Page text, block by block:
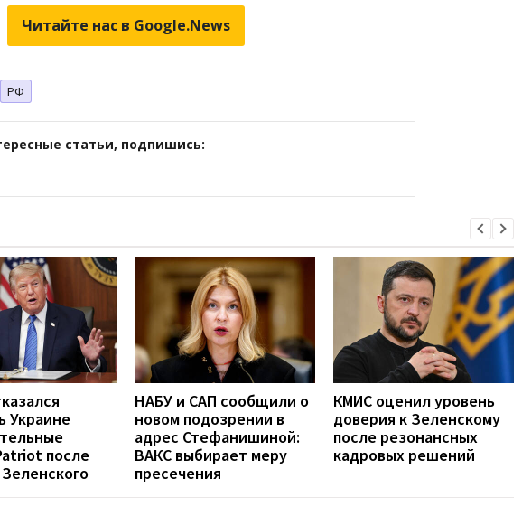
Читайте нас в Google.News
РФ
статьи, подпишись:
Украине
после
НАБУ и САП сообщили о
новом подозрении в
адрес Стефанишиной:
ВАКС выбирает меру
пресечения
КМИС оценил уровень
доверия к Зеленскому
после резонансных
кадровых решений